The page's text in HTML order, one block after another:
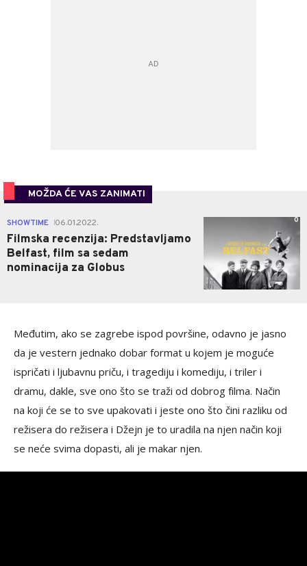
MOŽDA ĆE VAS ZANIMATI
SHOWTIME 06.01.2022.
Filmska recenzija: Predstavljamo
Belfast, film sa sedam
nominacija za Globus
0
Međutim, ako se zagrebe ispod površine, odavno je jasno
da je vestern jednako dobar format u kojem je moguće
ispričati i ljubavnu priču, i tragediju i komediju, i triler i
dramu, dakle, sve ono što se traži od dobrog filma. Način
na koji će se to sve upakovati i jeste ono što čini razliku od
režisera do režisera i Džejn je to uradila na njen način koji
se neće svima dopasti, ali je makar njen.